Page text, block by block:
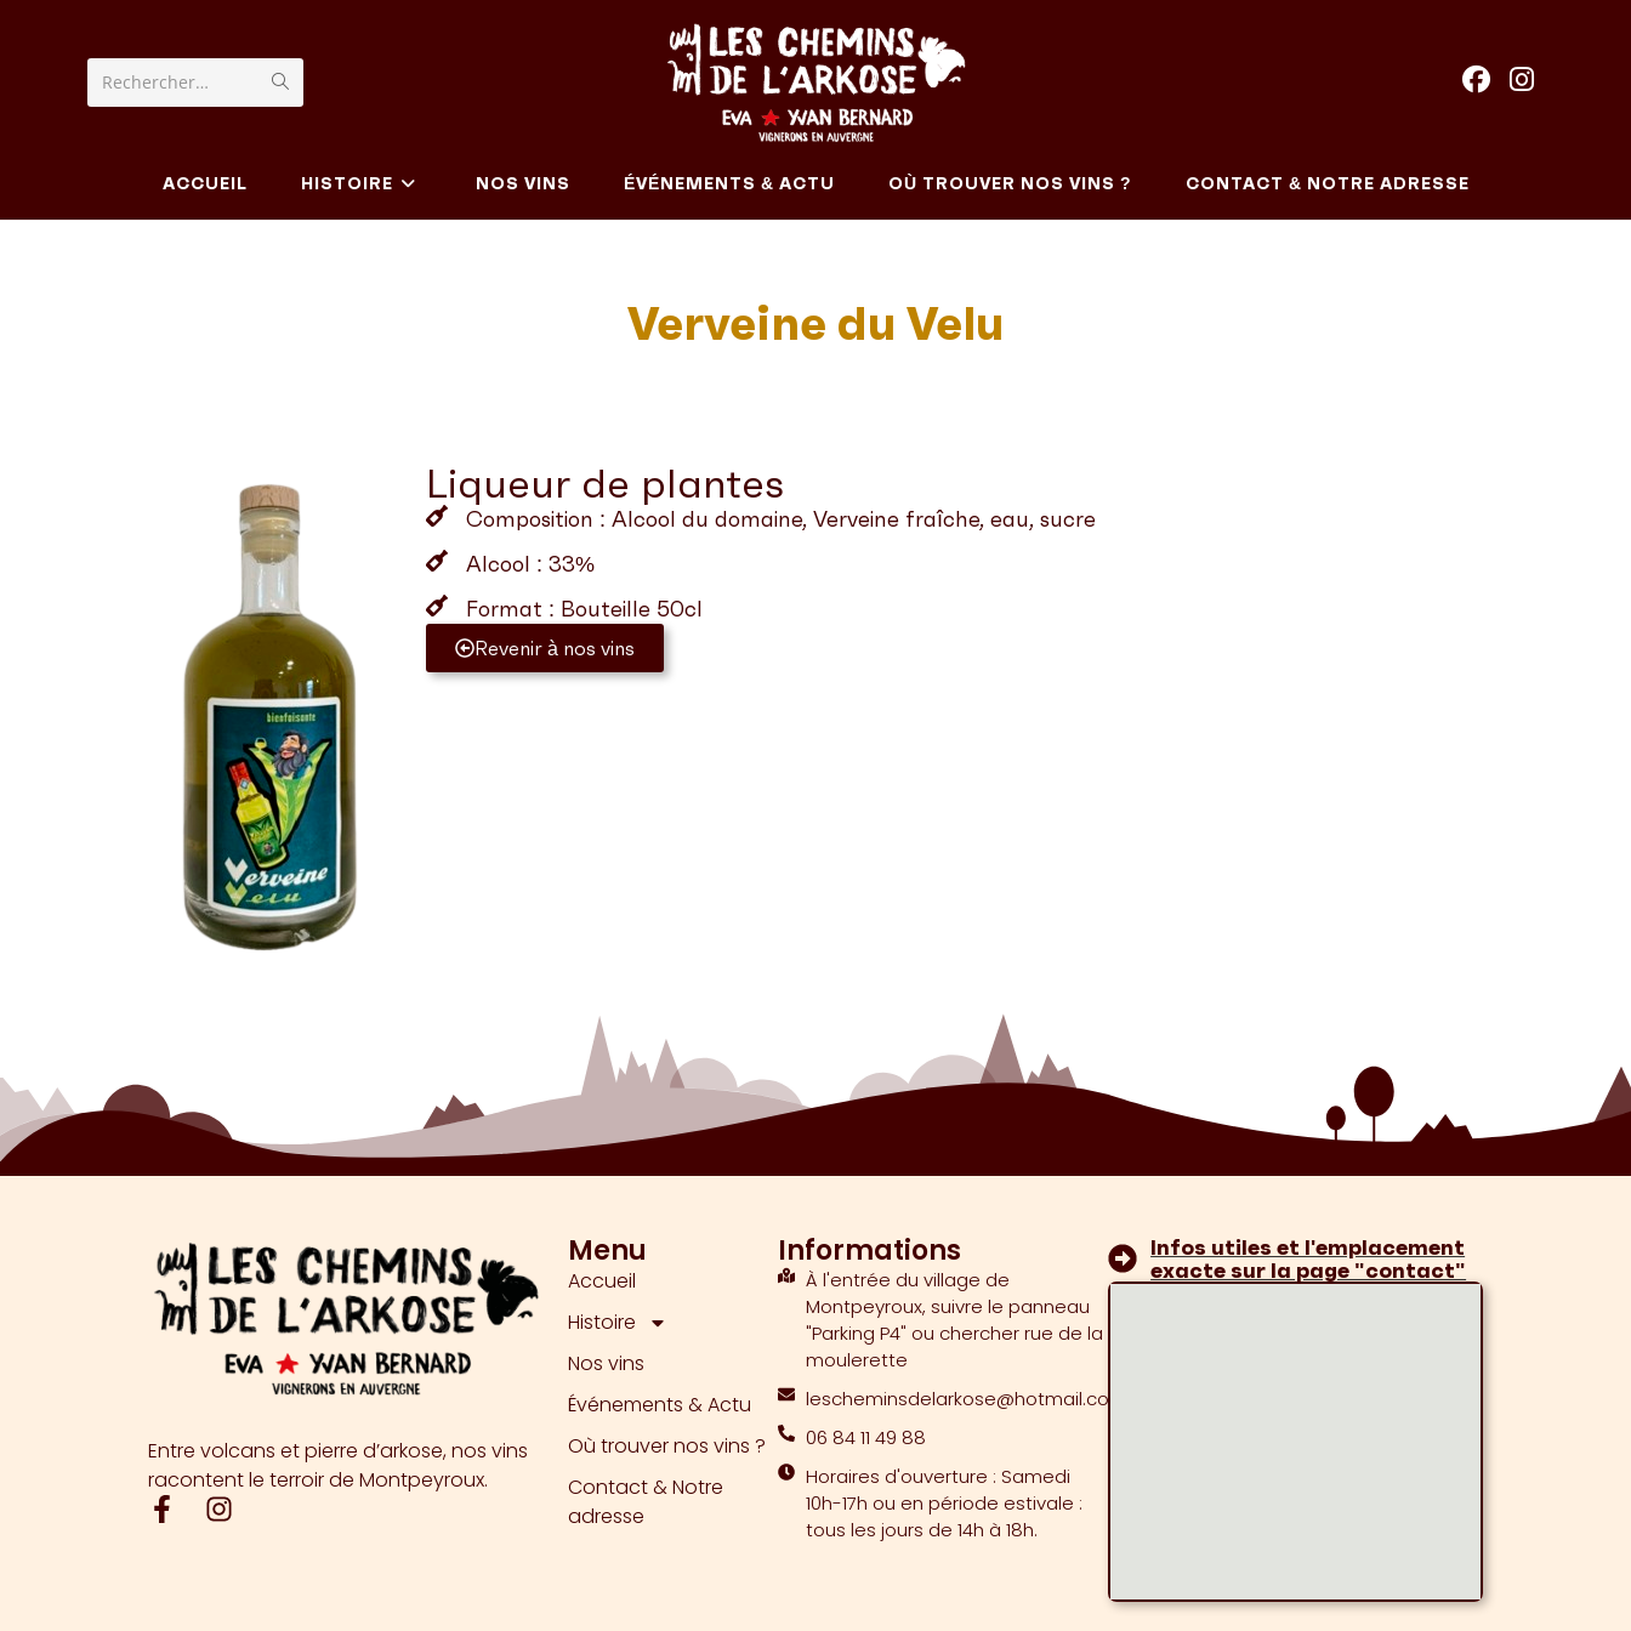
Rechercher…
ACCUEIL HISTOIRE NOS VINS ÉVÉNEMENTS & ACTU OÙ TROUVER NOS VINS ? CONTACT & NOTRE ADRESSE
Verveine du Velu
Liqueur de plantes
Composition : Alcool du domaine, Verveine fraîche, eau, sucre
Alcool : 33%
Format : Bouteille 50cl
Revenir à nos vins
Entre volcans et pierre d’arkose, nos vins
racontent le terroir de Montpeyroux.
Menu
Accueil
Histoire
Nos vins
Événements & Actu
Où trouver nos vins ?
Contact & Notre
adresse
Informations
À l'entrée du village de
Montpeyroux, suivre le panneau
"Parking P4" ou chercher rue de la
moulerette
lescheminsdelarkose@hotmail.com
06 84 11 49 88
Horaires d'ouverture : Samedi
10h-17h ou en période estivale :
tous les jours de 14h à 18h.
Infos utiles et l'emplacement
exacte sur la page "contact"